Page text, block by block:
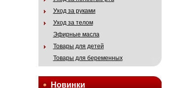
Уход за руками
Уход за телом
Эфирные масла
Товары для детей
Товары для беременных
Новинки